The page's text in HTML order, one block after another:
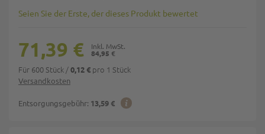
Seien Sie der Erste, der dieses Produkt bewertet
Versandkosten
Entsorgungsgebühr: 13,59 €
84,95 €
71,39 €
Für 600 Stück /0,12 € pro 1 Stück